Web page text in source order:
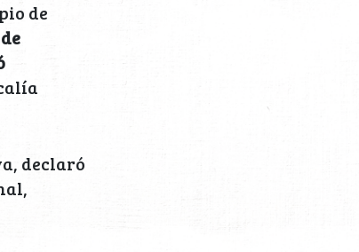
de
declaró